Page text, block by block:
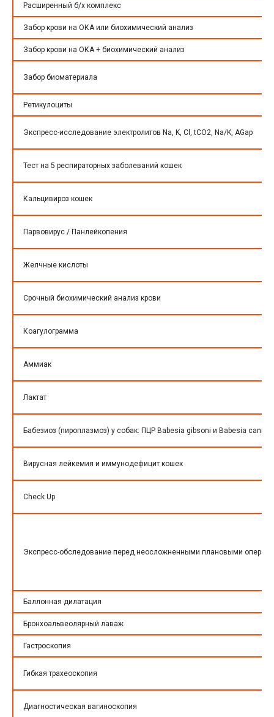
Расширенный б/х комплекс
Забор крови на ОКА или биохимический анализ
Забор крови на ОКА + биохимический анализ
Забор биоматериала
Ретикулоциты
Экспресс-исследование электролитов Na, K, Cl, tCO2, Na/K, AGap
Тест на 5 респираторных заболеваний кошек
Кальцивироз кошек
Парвовирус / Панлейкопения
Желчные кислоты
Срочный биохимический анализ крови
Коагулограмма
Аммиак
Лактат
Бабезиоз (пироплазмоз) у собак: ПЦР Babesia gibsoni и Babesia canis
Вирусная лейкемия и иммунодефицит кошек
Check Up
Экспресс-обследование перед неосложненными плановыми
Баллонная дилатация
Бронхоальвеолярный лаваж
Гастроскопия
Гибкая трахеоскопия
Диагностическая вагиноскопия